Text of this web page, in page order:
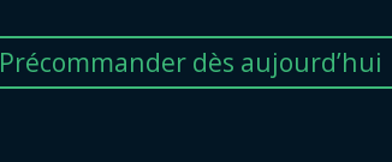
Précommander dès aujourd’hui